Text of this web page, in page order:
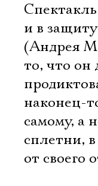
и в
(Андрея
то, что он
наконец-
самому, а
сплетни,
от своего